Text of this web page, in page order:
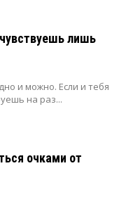
лишь
и можно. Если и тебя
на раз...
очками от